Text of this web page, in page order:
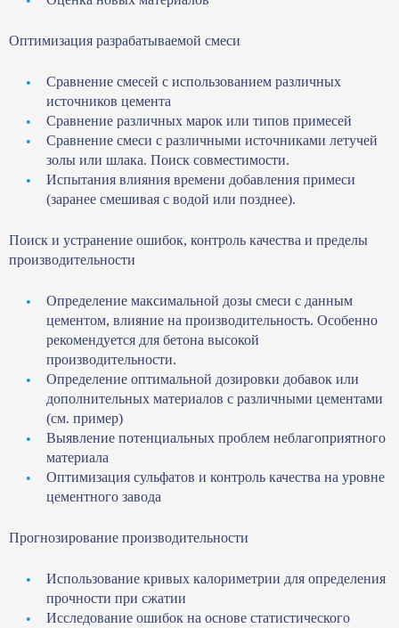
Оптимизация разрабатываемой смеси
Сравнение смесей с использованием различных
источников цемента
Сравнение различных марок или типов примесей
Сравнение смеси с различными источниками летучей
золы или шлака. Поиск совместимости.
Испытания влияния времени добавления примеси
(заранее смешивая с водой или позднее).
Поиск и устранение ошибок, контроль качества и пределы
производительности
Определение максимальной дозы смеси с данным
цементом, влияние на производительность. Особенно
рекомендуется для бетона высокой
производительности.
Определение оптимальной дозировки добавок или
дополнительных материалов с различными цементами
(см. пример)
Выявление потенциальных проблем неблагоприятного
материала
Оптимизация сульфатов и контроль качества на уровне
цементного завода
Прогнозирование производительности
Использование кривых калориметрии для определения
прочности при сжатии
Исследование ошибок на основе статистического